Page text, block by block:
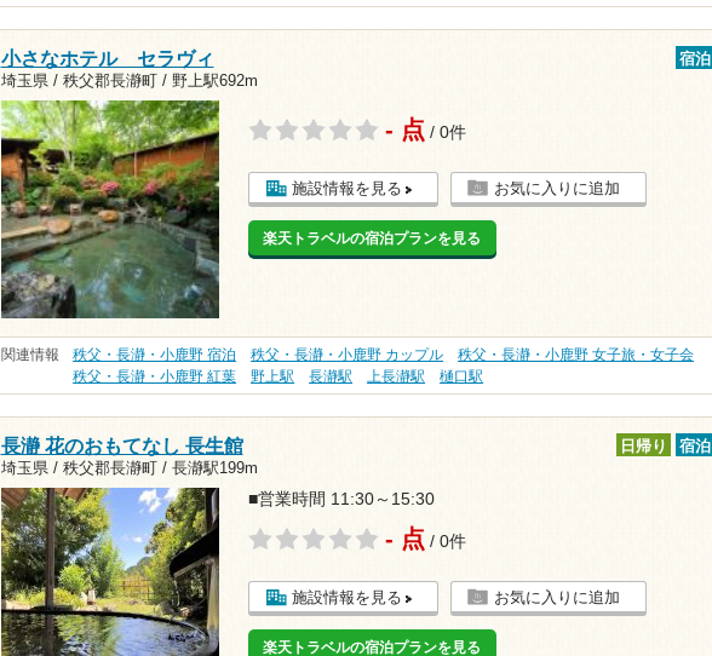
小さなホテル セラヴィ
埼玉県 / 秩父郡長瀞町 / 野上駅692m
宿泊
- 点 / 0件
施設情報を見る お気に入りに追加
楽天トラベルの宿泊プランを見る
関連情報 秩父・長瀞・小鹿野 宿泊 秩父・長瀞・小鹿野 カップル
秩父・長瀞・小鹿野 女子旅・女子会
秩父・長瀞・小鹿野 紅葉
野上駅 長瀞駅 上長瀞駅 樋口駅
長瀞 花のおもてなし 長生館
埼玉県 / 秩父郡長瀞町 / 長瀞駅199m
日帰り 宿泊
■営業時間 11:30～15:30
- 点 / 0件
施設情報を見る お気に入りに追加
楽天トラベルの宿泊プランを見る